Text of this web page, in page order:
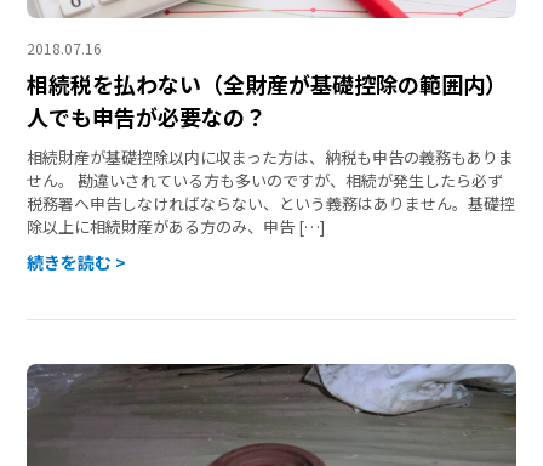
2018.07.16
相続税を払わない（全財産が基礎控除の範囲内）
人でも申告が必要なの？
相続財産が基礎控除以内に収まった方は、納税も申告の義務もありま
せん。 勘違いされている方も多いのですが、相続が発生したら必ず
税務署へ申告しなければならない、という義務はありません。基礎控
除以上に相続財産がある方のみ、申告 […]
続きを読む >